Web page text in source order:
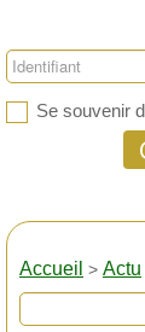
Se souvenir
Accueil > Actu